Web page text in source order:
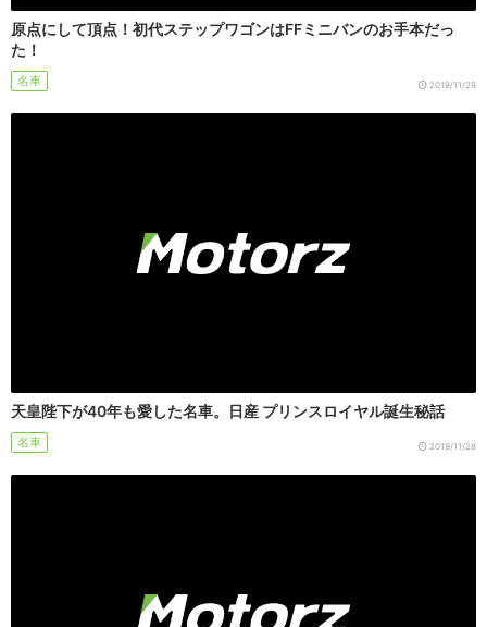
原点にして頂点！初代ステップワゴンはFFミニバンのお手本だっ
た！
名車 2019/11/29
天皇陛下が40年も愛した名車。日産 プリンスロイヤル誕生秘話
名車 2019/11/28